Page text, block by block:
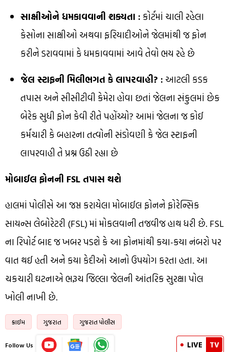
સાક્ષીઓને ધમકાવવાની શક્યતા : કોર્ટમાં ચાલી રહેલા
કેસોના સાક્ષીઓ અથવા ફરિયાદીઓને જેલમાંથી જ ફોન
કરીને ડરાવવામાં કે ધમકાવવામાં આવે તેવો ભય રહે છે
જેલ સ્ટાફની મિલીભગત કે લાપરવાહી? : આટલી કડક
તપાસ અને સીસીટીવી કેમેરા હોવા છતાં જેલના સંકુલમાં છેક
બેરેક સુધી ફોન કેવી રીતે પહોંચ્યો? આમાં જેલના જ કોઈ
કર્મચારી કે બહારના તત્વોની સંડોવણી કે જેલ સ્ટાફની
લાપરવાહી તે પ્રશ્ન ઉઠી રહ્યા છે
મોબાઈલ ફોનની FSL તપાસ થશે
હાલમાં પોલીસે આ જપ્ત કરાયેલા મોબાઈલ ફોનને ફોરેન્સિક
સાયન્સ લેબોરેટરી (FSL) માં મોકલવાની તજવીજ હાથ ધરી છે. FSL
ના રિપોર્ટ બાદ જ ખબર પડશે કે આ ફોનમાંથી કયા-કયા નંબરો પર
વાત થઈ હતી અને કયા કેદીઓ આનો ઉપયોગ કરતા હતા. આ
ચકચારી ઘટનાએ ભરૂચ જિલ્લા જેલની આંતરિક સુરક્ષા પોલ
ખોલી નાખી છે.
ક્રાઈમ ગુજરાત ગુજરાત પોલીસ
Follow Us LIVE TV